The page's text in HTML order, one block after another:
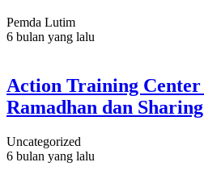
Pemda Lutim
6 bulan yang lalu
Action Training
Ramadhan dan
Uncategorized
6 bulan yang lalu